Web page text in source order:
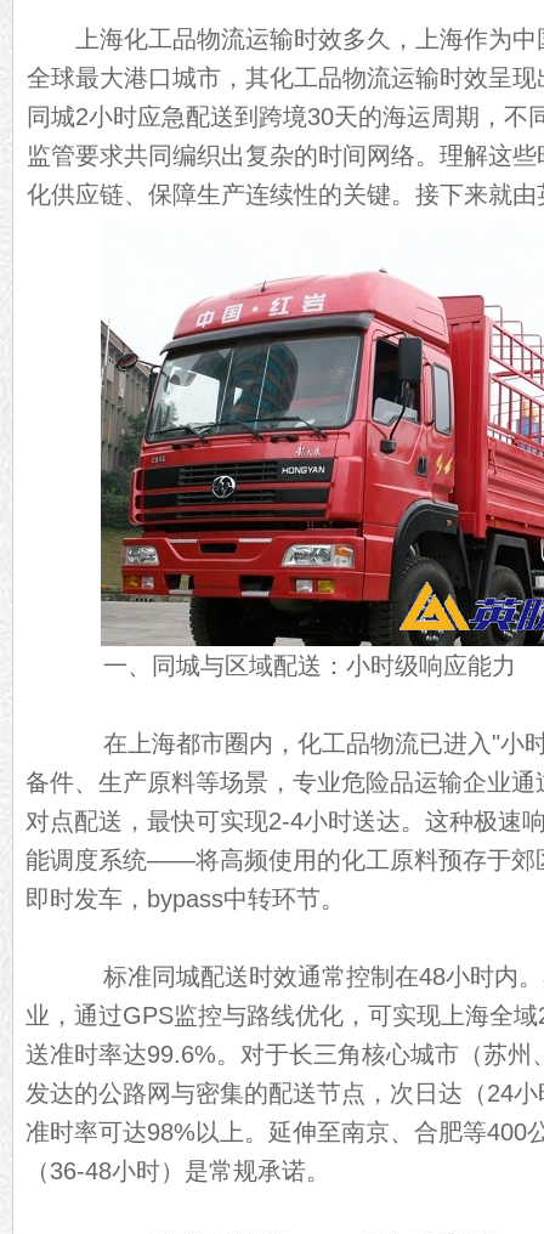
上海化工品物流运输时效多久，上海作为中
全球最大港口城市，其化工品物流运输时效呈
同城2小时应急配送到跨境30天的海运周期，不
监管要求共同编织出复杂的时间网络。理解这
化供应链、保障生产连续性的关键。接下来就
一、同城与区域配送：小时级响应能力
在上海都市圈内，化工品物流已进入"小
备件、生产原料等场景，专业危险品运输企业
对点配送，最快可实现2-4小时送达。这种极速
能调度系统——将高频使用的化工原料预存于郊
即时发车，bypass中转环节。
标准同城配送时效通常控制在48小时内。
业，通过GPS监控与路线优化，可实现上海全
送准时率达99.6%。对于长三角核心城市（苏州
发达的公路网与密集的配送节点，次日达（24
准时率可达98%以上。延伸至南京、合肥等400
（36-48小时）是常规承诺。